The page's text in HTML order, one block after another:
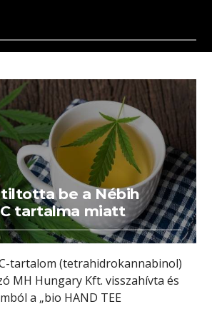
be a Nébih
tartalma miatt
tartalom (tetrahidrokannabinol)
MH Hungary Kft. visszahívta és
a „bio HAND TEE